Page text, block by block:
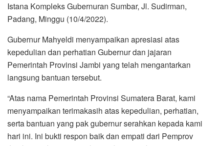
Istana Kompleks Gubernuran Sumbar, Jl. Sudirman,
Padang, Minggu (10/4/2022).
Gubernur Mahyeldi menyampaikan apresiasi atas
kepedulian dan perhatian Gubernur dan jajaran
Pemerintah Provinsi Jambi yang telah mengantarkan
langsung bantuan tersebut.
“Atas nama Pemerintah Provinsi Sumatera Barat, kami
menyampaikan terimakasih atas kepedulian, perhatian,
serta bantuan yang pak gubernur serahkan kepada kami
hari ini. Ini bukti respon baik dan empati dari Pemprov